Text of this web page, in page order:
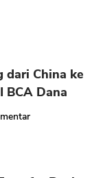
dari China ke
BCA Dana